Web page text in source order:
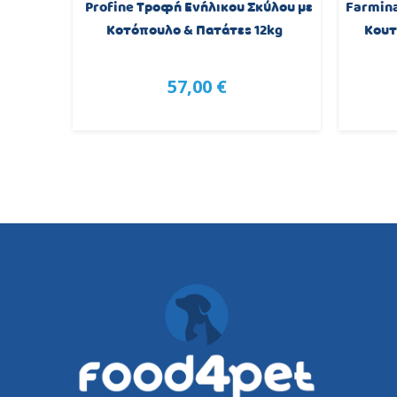
Profine Τροφή Ενήλικου Σκύλου με
Κοτόπουλο & Πατάτες 12kg
57,00 €